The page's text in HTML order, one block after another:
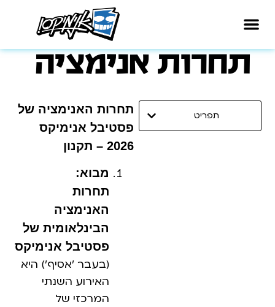
תחרות אנימציה
תפריט
תחרות האנימציה של
פסטיבל אנימיקס
2026 – תקנון
מבוא:
תחרות
האנימציה
הבינלאומית של
פסטיבל אנימיקס
(בעבר 'אסיף') היא
האירוע השנתי
המרכזי של